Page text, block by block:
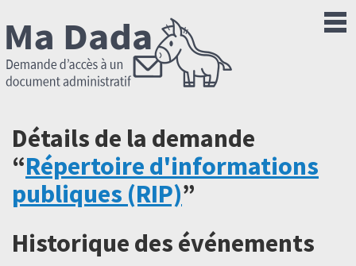
Détails de la demande
“Répertoire d'informations
publiques (RIP)”
Historique des événements